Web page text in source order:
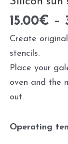
15.00€ –
Create
stencils.
Place your
oven and the
out.
Operating